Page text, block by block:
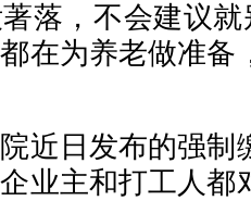
落，不会建议就
在为养老做准备
近日发布的强制
业主和打工人都